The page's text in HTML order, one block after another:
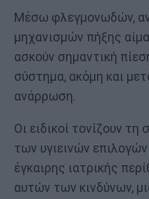
Μέσω φλεγμονωδών,
μηχανισμών πήξης
ασκούν σημαντική
σύστημα, ακόμη και
ανάρρωση.
Οι ειδικοί τονίζουν
των υγιεινών
έγκαιρης ιατρικής
αυτών των κινδύνων,